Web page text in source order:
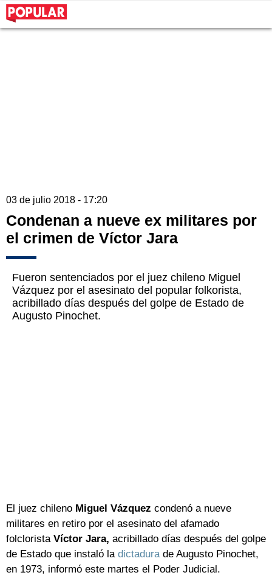
03 de julio 2018 - 17:20
Condenan a nueve ex militares por
el crimen de Víctor Jara
Fueron sentenciados por el juez chileno Miguel
Vázquez por el asesinato del popular folkorista,
acribillado días después del golpe de Estado de
Augusto Pinochet.
El juez chileno Miguel Vázquez condenó a nueve
militares en retiro por el asesinato del afamado
folclorista Víctor Jara, acribillado días después del golpe
de Estado que instaló la dictadurade Augusto Pinochet,
en 1973, informó este martes el Poder Judicial.